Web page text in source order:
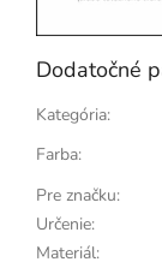
Dodatočné
Kategória:
Farba:
Pre značku:
Určenie:
Materiál: